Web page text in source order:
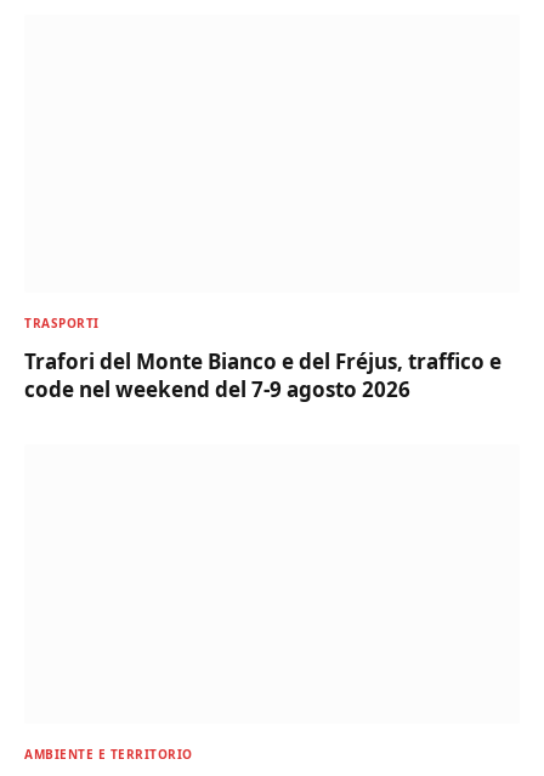
TRASPORTI
Trafori del Monte Bianco e del Fréjus, traffico e
code nel weekend del 7-9 agosto 2026
AMBIENTE E TERRITORIO